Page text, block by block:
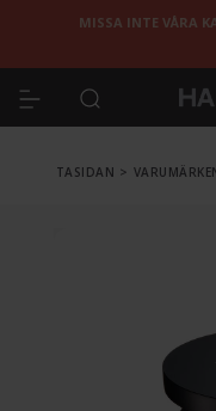
MISSA INTE VÅRA
FÖRSTASIDAN >